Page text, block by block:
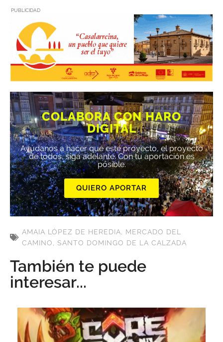
PUBLICIDAD
COLABORA CON HARO
DIGITAL
Ayúdanos a hacer que este proyecto, el proyecto
de todos, siga adelante. Con tu aportación es
posible.
QUIERO APORTAR
AMAIA LÓPEZ DE HEREDIA, MERCADO DEL
CAMINO, SANTO DOMINGO DE LA CALZADA
También te puede
interesar...